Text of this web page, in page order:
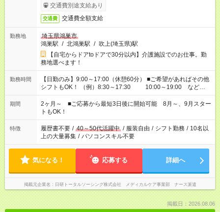
交通費別途支給あり
交通費 交通費全額支給
勤務地
埼玉県鴻巣市
鴻巣駅 / 北鴻巣駅 / 吹上(埼玉県)駅
【自宅からドアtoドアで30分以内】介護施設でのお仕事。勤
務地選べます！
勤務時間
【日勤のみ】9:00～17:00（休憩60分） ■ご希望があればその他
シフトもOK！ （例）8:30～17:30 10:00～19:00 など
「家族とお休みを合わせたい」 「できれば残業はしたくない」
など、あなたのご希望に沿ったお仕事をご紹介します！ ※Wワ
ーク希望の方へ 今ご覧のお仕事で希望する勤務時間と、もう1つ
のお仕事の勤務時間。 合計で週40時間を超える場合は応募でき
ません
期間
2ヶ月～ ■ご応募から最短3日後に開始可能 8月～、9月スター
トもOK！
特徴 履歴書不要 / 40～50代活躍中 / 服装自由 / シフト勤務 / 10名以
上の大量募集 / パソコンスキル不要
気になる！ 応募する 詳細へ
掲載元企業名 日研トータルソーシング株式会社 メディカルケア事業部 ナース派遣
掲載日：2026.08.06